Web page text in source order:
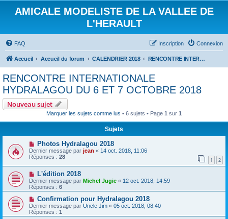
AMICALE MODELISTE DE LA VALLEE DE
L'HERAULT
FAQ Connexion
Inscription
Accueil Accueil du forum CALENDRIER 2018 RENCONTRE INTERNATIONALE HYDRALAGOU DU 6 ET 7 OCTOBRE 2018
RENCONTRE INTERNATIONALE
HYDRALAGOU DU 6 ET 7 OCTOBRE 2018
Nouveau sujet
Marquer les sujets comme lus • 6 sujets • Page 1 sur 1
Sujets
Photos Hydralagou 2018
Dernier message par jean « 14 oct. 2018, 11:06
Réponses : 28 1 2
L'édition 2018
Dernier message par Michel Jugie « 12 oct. 2018, 14:59
Réponses : 6
Confirmation pour Hydralagou 2018
Dernier message par Uncle Jim « 05 oct. 2018, 08:40
Réponses : 1